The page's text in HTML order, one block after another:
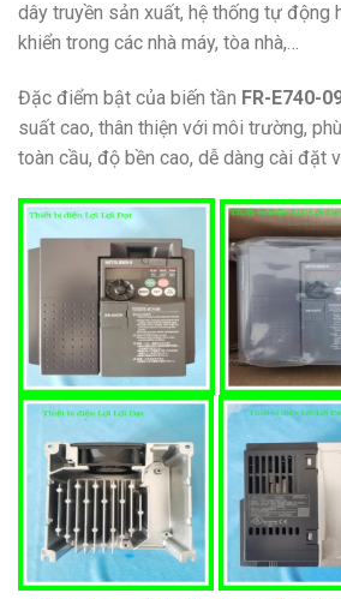
dây truyền sản xuất, hệ thống tự động
khiển trong các nhà máy, tòa nhà,…
Đặc điểm bật của biến tần FR-E740-
suất cao, thân thiện với môi trường,
toàn cầu, độ bền cao, dễ dàng cài đặt